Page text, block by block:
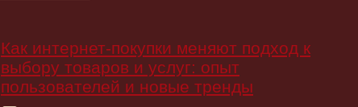
Как интернет-покупки меняют подход к
выбору товаров и услуг: опыт
пользователей и новые тренды